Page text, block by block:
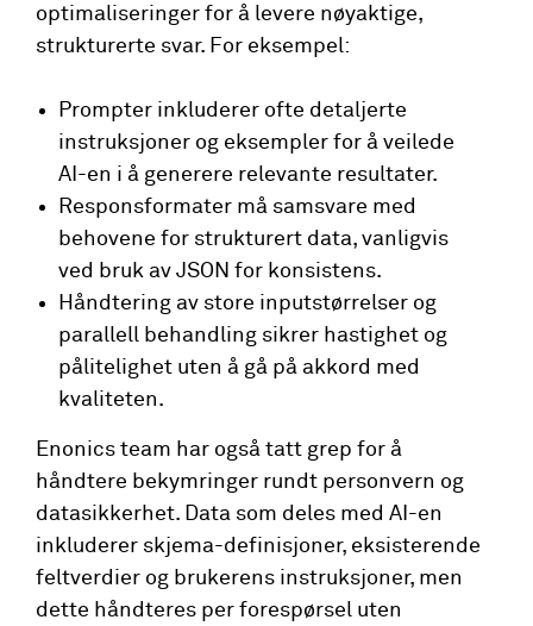
optimaliseringer for å levere nøyaktige,
strukturerte svar. For eksempel:
Prompter inkluderer ofte detaljerte
instruksjoner og eksempler for å veilede
AI-en i å generere relevante resultater.
Responsformater må samsvare med
behovene for strukturert data, vanligvis
ved bruk av JSON for konsistens.
Håndtering av store inputstørrelser og
parallell behandling sikrer hastighet og
pålitelighet uten å gå på akkord med
kvaliteten.
Enonics team har også tatt grep for å
håndtere bekymringer rundt personvern og
datasikkerhet. Data som deles med AI-en
inkluderer skjema-definisjoner, eksisterende
feltverdier og brukerens instruksjoner, men
dette håndteres per forespørsel uten